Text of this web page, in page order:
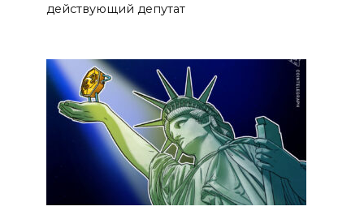
действующий депутат